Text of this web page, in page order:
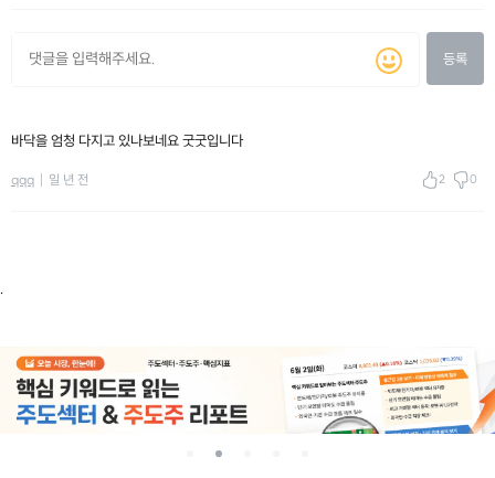
등록
바닥을 엄청 다지고 있나보네요 굿굿입니다
qqq 일 년 전 2 0
.